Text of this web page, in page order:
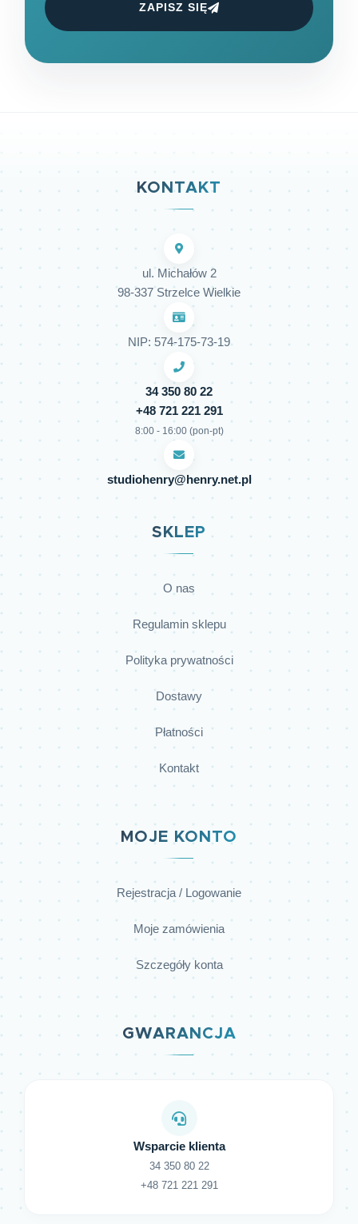
ZAPISZ SIĘ
KONTAKT
ul. Michałów 2
98-337 Strzelce Wielkie
NIP: 574-175-73-19
34 350 80 22
+48 721 221 291
8:00 - 16:00 (pon-pt)
studiohenry@henry.net.pl
SKLEP
O nas
Regulamin sklepu
Polityka prywatności
Dostawy
Płatności
Kontakt
MOJE KONTO
Rejestracja / Logowanie
Moje zamówienia
Szczegóły konta
GWARANCJA
Wsparcie klienta
34 350 80 22
+48 721 221 291